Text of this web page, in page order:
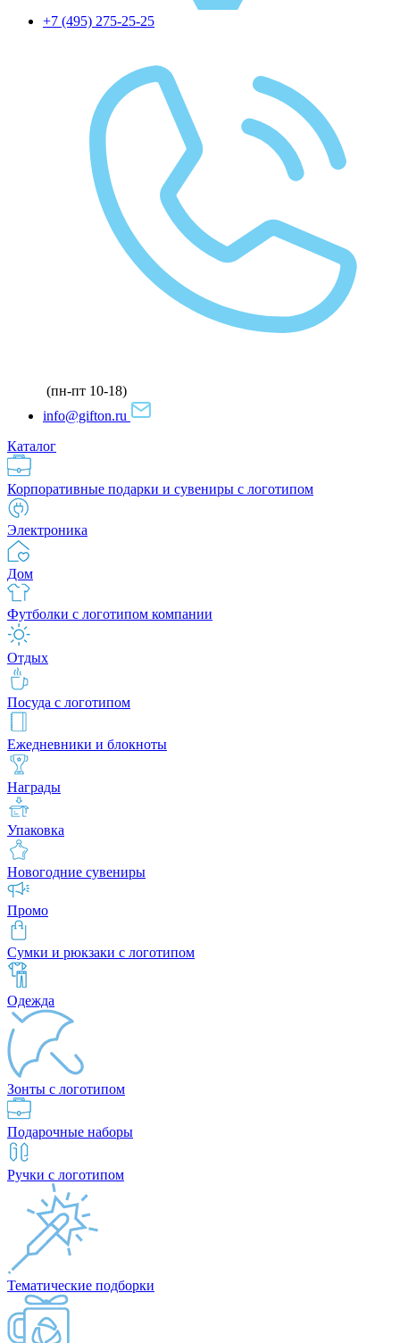
+7 (495) 275-25-25
(пн-пт 10-18)
info@gifton.ru
Каталог
Корпоративные подарки и сувениры с логотипом
Электроника
Дом
Футболки с логотипом компании
Отдых
Посуда с логотипом
Ежедневники и блокноты
Награды
Упаковка
Новогодние сувениры
Промо
Сумки и рюкзаки с логотипом
Одежда
Зонты с логотипом
Подарочные наборы
Ручки с логотипом
Тематические подборки